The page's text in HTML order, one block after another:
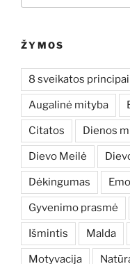
ŽYMOS
8 sveikatos principai
Augalinė mityba
Citatos Dienos
Dievo Meilė
Dėkingumas
Gyvenimo prasmė
Išmintis Malda
Motyvacija